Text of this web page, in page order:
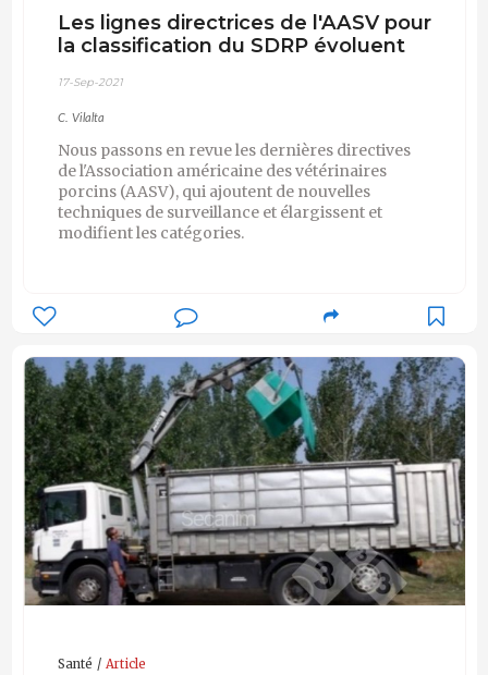
Les lignes directrices de l'AASV pour
la classification du SDRP évoluent
17-Sep-2021
C. Vilalta
Nous passons en revue les dernières directives
de l'Association américaine des vétérinaires
porcins (AASV), qui ajoutent de nouvelles
techniques de surveillance et élargissent et
modifient les catégories.
Santé Article